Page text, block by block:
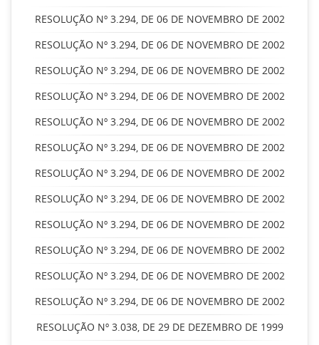
RESOLUÇÃO Nº 3.294, DE 06 DE NOVEMBRO DE 2002
RESOLUÇÃO Nº 3.294, DE 06 DE NOVEMBRO DE 2002
RESOLUÇÃO Nº 3.294, DE 06 DE NOVEMBRO DE 2002
RESOLUÇÃO Nº 3.294, DE 06 DE NOVEMBRO DE 2002
RESOLUÇÃO Nº 3.294, DE 06 DE NOVEMBRO DE 2002
RESOLUÇÃO Nº 3.294, DE 06 DE NOVEMBRO DE 2002
RESOLUÇÃO Nº 3.294, DE 06 DE NOVEMBRO DE 2002
RESOLUÇÃO Nº 3.294, DE 06 DE NOVEMBRO DE 2002
RESOLUÇÃO Nº 3.294, DE 06 DE NOVEMBRO DE 2002
RESOLUÇÃO Nº 3.294, DE 06 DE NOVEMBRO DE 2002
RESOLUÇÃO Nº 3.294, DE 06 DE NOVEMBRO DE 2002
RESOLUÇÃO Nº 3.294, DE 06 DE NOVEMBRO DE 2002
RESOLUÇÃO Nº 3.038, DE 29 DE DEZEMBRO DE 1999